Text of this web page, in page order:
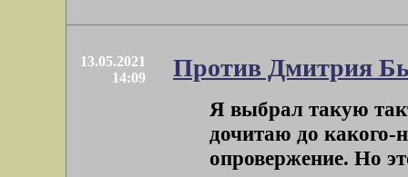
13.05.2021
14:09
Против Дмитрия
Я выбрал такую
дочитаю до какого-
опровержение. Но